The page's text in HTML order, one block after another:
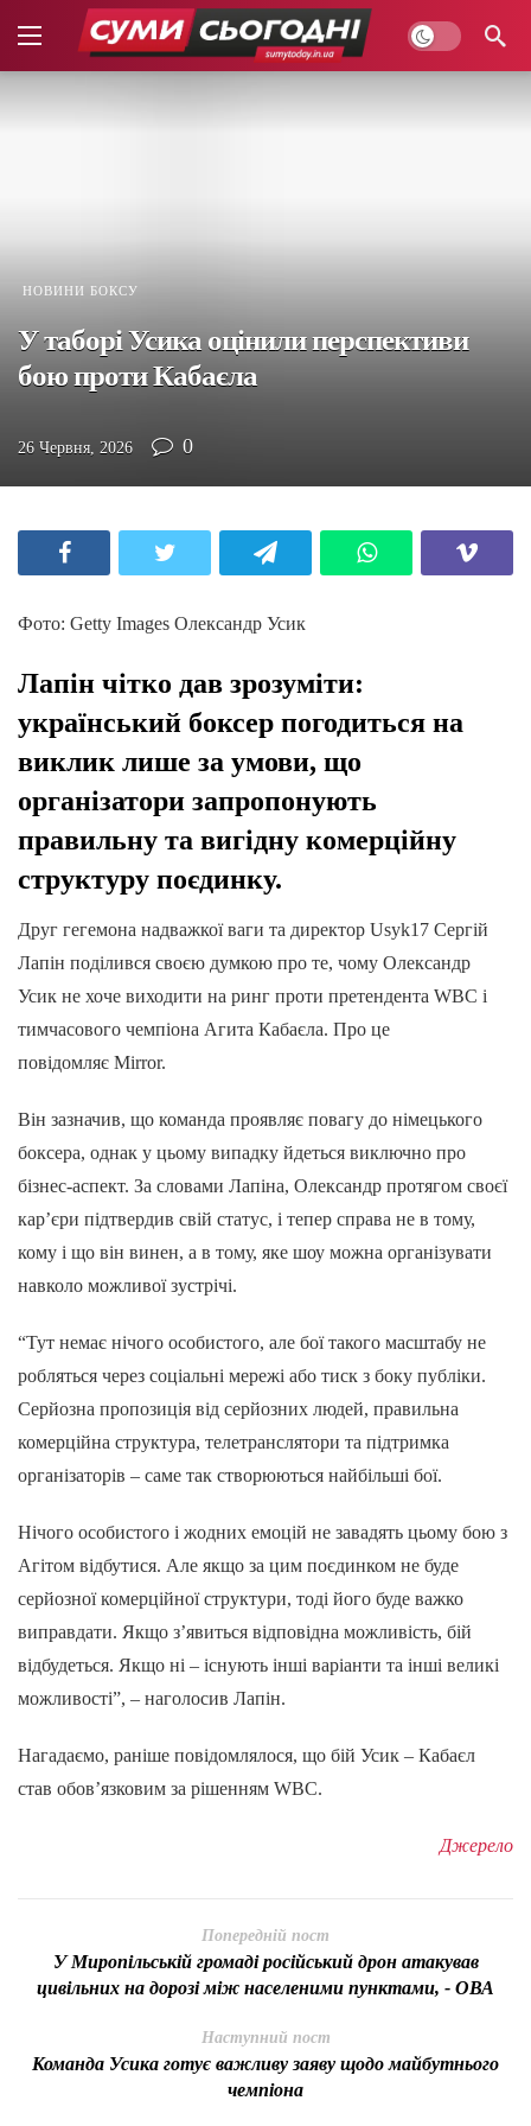
НОВИНИ БОКСУ
У таборі Усика оцінили перспективи
бою проти Кабаєла
26 Червня, 2026 0
Фото: Getty Images Олександр Усик
Лапін чітко дав зрозуміти:
український боксер погодиться на
виклик лише за умови, що
організатори запропонують
правильну та вигідну комерційну
структуру поєдинку.
Друг гегемона надважкої ваги та директор Usyk17 Сергій
Лапін поділився своєю думкою про те, чому Олександр
Усик не хоче виходити на ринг проти претендента WBC і
тимчасового чемпіона Агита Кабаєла. Про це
повідомляє Mirror.
Він зазначив, що команда проявляє повагу до німецького
боксера, однак у цьому випадку йдеться виключно про
бізнес-аспект. За словами Лапіна, Олександр протягом своєї
кар’єри підтвердив свій статус, і тепер справа не в тому,
кому і що він винен, а в тому, яке шоу можна організувати
навколо можливої зустрічі.
“Тут немає нічого особистого, але бої такого масштабу не
робляться через соціальні мережі або тиск з боку публіки.
Серйозна пропозиція від серйозних людей, правильна
комерційна структура, телетранслятори та підтримка
організаторів – саме так створюються найбільші бої.
Нічого особистого і жодних емоцій не завадять цьому бою з
Агітом відбутися. Але якщо за цим поєдинком не буде
серйозної комерційної структури, тоді його буде важко
виправдати. Якщо з’явиться відповідна можливість, бій
відбудеться. Якщо ні – існують інші варіанти та інші великі
можливості”, – наголосив Лапін.
Нагадаємо, раніше повідомлялося, що бій Усик – Кабаєл
став обов’язковим за рішенням WBC.
Джерело
Попередній пост
У Миропільській громаді російський дрон атакував
цивільних на дорозі між населеними пунктами, - ОВА
Наступний пост
Команда Усика готує важливу заяву щодо майбутнього
чемпіона